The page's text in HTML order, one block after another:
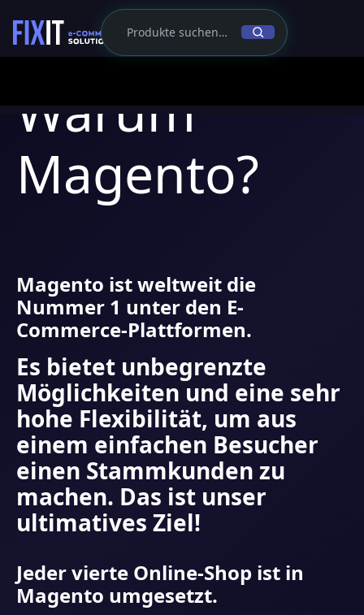
Warum
Magento?
Magento ist weltweit die
Nummer 1 unter den E-
Commerce-Plattformen.
Es bietet unbegrenzte
Möglichkeiten und eine sehr
hohe Flexibilität, um aus
einem einfachen Besucher
einen Stammkunden zu
machen. Das ist unser
ultimatives Ziel!
Jeder vierte Online-Shop ist in
Magento umgesetzt.